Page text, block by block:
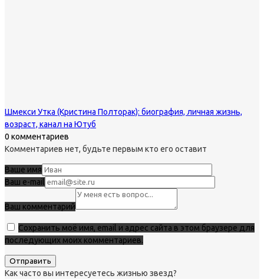
Шмекси Утка (Кристина Полторак): биография, личная жизнь,
возраст, канал на Ютуб
0 комментариев
Комментариев нет, будьте первым кто его оставит
Ваше имя
Ваш e-mail
Ваш комментарий
Сохранить моё имя, email и адрес сайта в этом браузере для
последующих моих комментариев.
Как часто вы интересуетесь жизнью звезд?